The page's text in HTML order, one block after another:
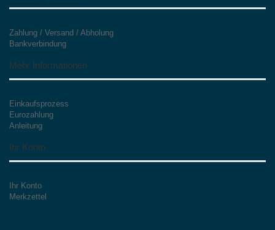
Zahlung / Versand / Abholung
Bankverbindung
Mehr Informationen
Einkaufsprozess
Eurozahlung
Anleitung
Ihr Konto
Ihr Konto
Merkzettel